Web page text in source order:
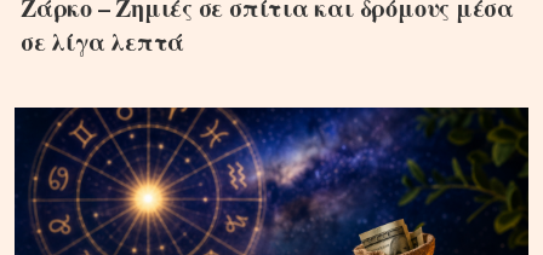
Ζάρκο – Ζημιές σε σπίτια και δρόμους μέσα
σε λίγα λεπτά